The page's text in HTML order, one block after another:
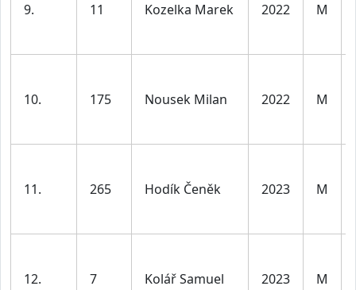
9. 11 Kozelka Marek 2022 M
10. 175 Nousek Milan 2022 M
11. 265 Hodík Čeněk 2023 M
12. 7 Kolář Samuel 2023 M